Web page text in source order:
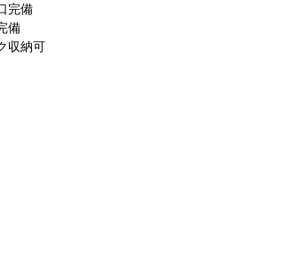
完備
備
収納可